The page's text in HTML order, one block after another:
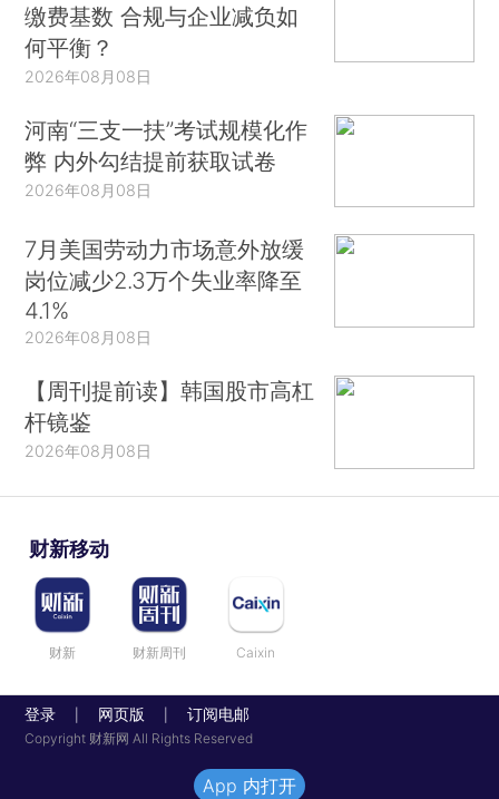
缴费基数 合规与企业减负如
何平衡？
2026年08月08日
河南“三支一扶”考试规模化作
弊 内外勾结提前获取试卷
2026年08月08日
7月美国劳动力市场意外放缓
岗位减少2.3万个失业率降至
4.1%
2026年08月08日
【周刊提前读】韩国股市高杠
杆镜鉴
2026年08月08日
财新移动
财新 财新周刊 Caixin
登录 网页版 订阅电邮
Copyright 财新网 All Rights Reserved
App 内打开